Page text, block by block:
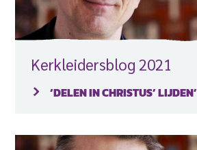
Kerkleidersblog 2021
‘DELEN IN CHRISTUS’ LIJDEN’